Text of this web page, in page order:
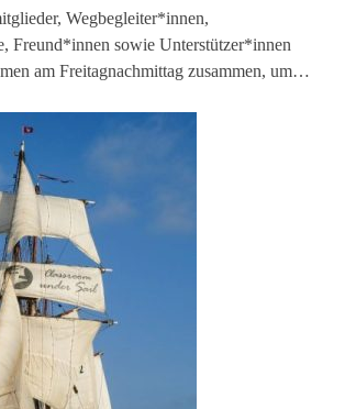
Wegbegleiter*innen,
Freund*innen sowie Unterstützer*innen
am Freitagnachmittag zusammen, um…